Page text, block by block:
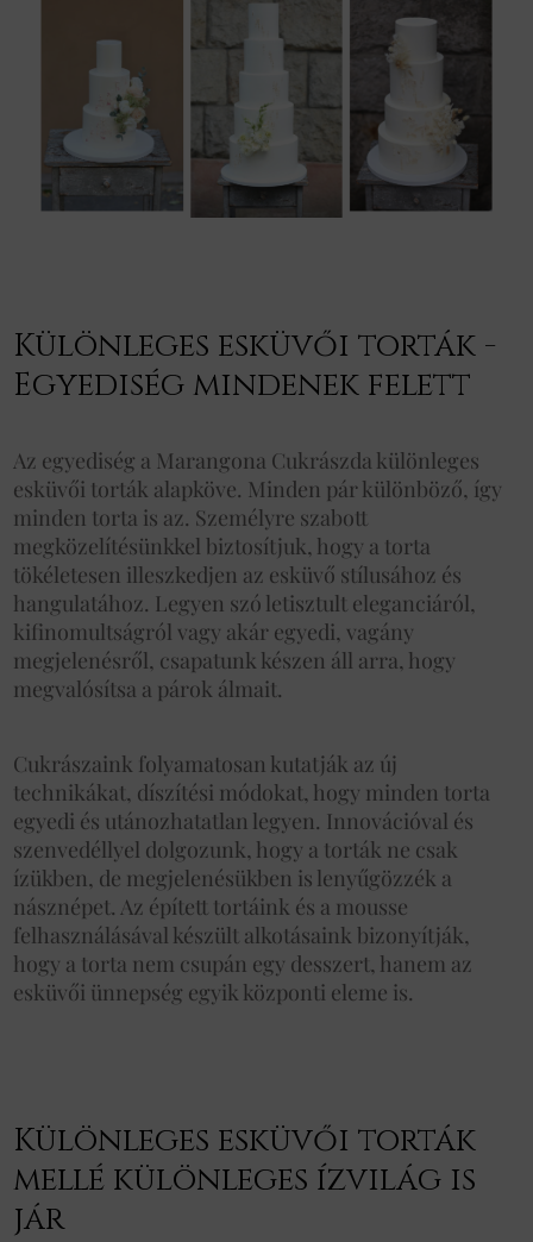
Különleges esküvői torták -
Egyediség mindenek felett
Az egyediség a Marangona Cukrászda különleges
esküvői torták alapköve. Minden pár különböző, így
minden torta is az. Személyre szabott
megközelítésünkkel biztosítjuk, hogy a torta
tökéletesen illeszkedjen az esküvő stílusához és
hangulatához. Legyen szó letisztult eleganciáról,
kifinomultságról vagy akár egyedi, vagány
megjelenésről, csapatunk készen áll arra, hogy
megvalósítsa a párok álmait.
Cukrászaink folyamatosan kutatják az új
technikákat, díszítési módokat, hogy minden torta
egyedi és utánozhatatlan legyen. Innovációval és
szenvedéllyel dolgozunk, hogy a torták ne csak
ízükben, de megjelenésükben is lenyűgözzék a
násznépet. Az épített tortáink és a mousse
felhasználásával készült alkotásaink bizonyítják,
hogy a torta nem csupán egy desszert, hanem az
esküvői ünnepség egyik központi eleme is.
Különleges esküvői torták
mellé különleges ízvilág is
jár